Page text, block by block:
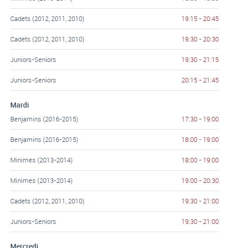
Cadets (2012, 2011, 2010) 19:15 - 20:45
Cadets (2012, 2011, 2010) 19:30 - 20:30
Juniors-Seniors 19:30 - 21:15
Juniors-Seniors 20:15 - 21:45
Mardi
Benjamins (2016-2015) 17:30 - 19:00
Benjamins (2016-2015) 18:00 - 19:00
Minimes (2013-2014) 18:00 - 19:00
Minimes (2013-2014) 19:00 - 20:30
Cadets (2012, 2011, 2010) 19:30 - 21:00
Juniors-Seniors 19:30 - 21:00
Mercredi